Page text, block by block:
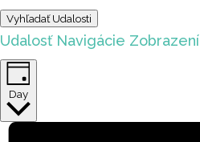
Vyhľadať Udalosti
Udalosť Navigácie Zobrazení
Day